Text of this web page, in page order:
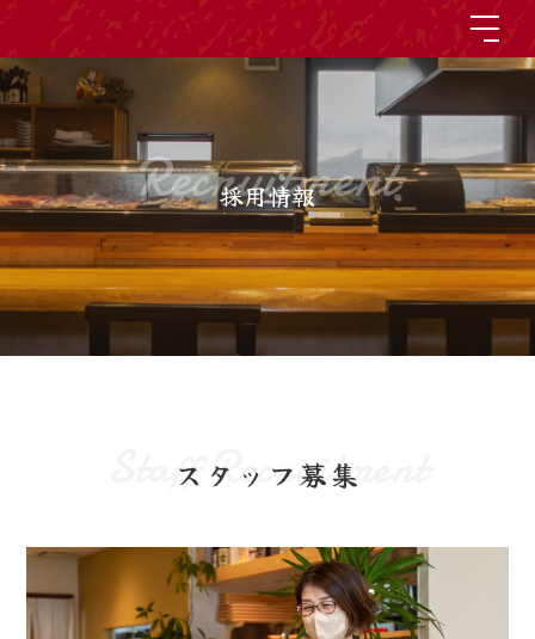
Recruitment
採用情報
Staff Recruitment
スタッフ募集